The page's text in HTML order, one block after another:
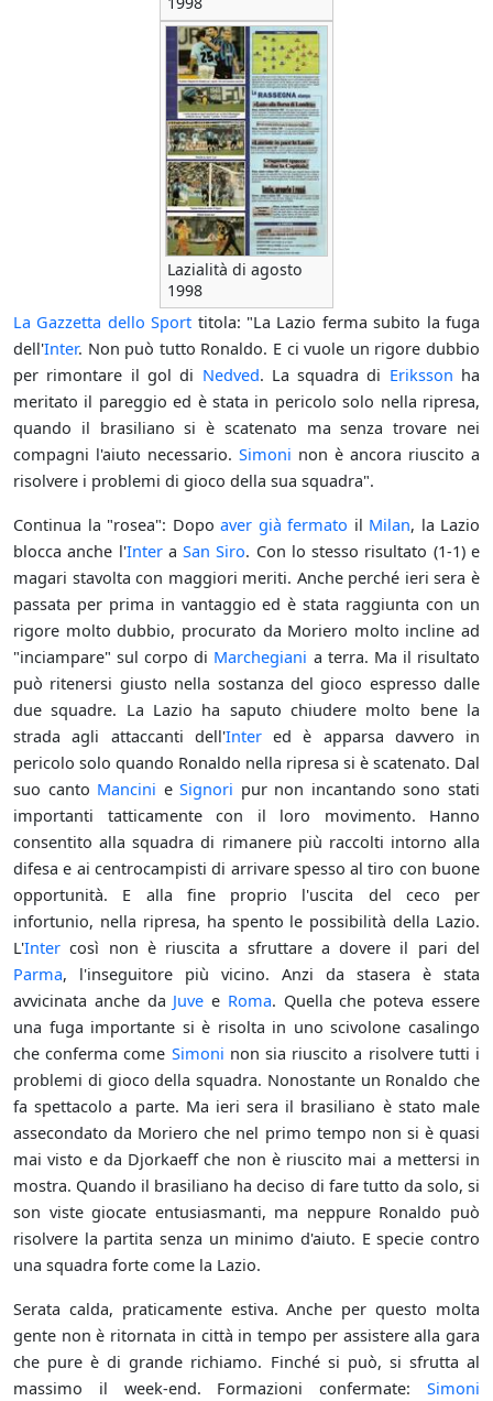
Lazialità di agosto
1998
La Gazzetta dello Sport titola: "La Lazio ferma subito la fuga
dell'Inter. Non può tutto Ronaldo. E ci vuole un rigore dubbio
per rimontare il gol di Nedved. La squadra di Eriksson ha
meritato il pareggio ed è stata in pericolo solo nella ripresa,
quando il brasiliano si è scatenato ma senza trovare nei
compagni l'aiuto necessario. Simoni non è ancora riuscito a
risolvere i problemi di gioco della sua squadra".
Continua la "rosea": Dopo aver già fermato il Milan, la Lazio
blocca anche l'InteraSan Siro. Con lo stesso risultato (1-1) e
magari stavolta con maggiori meriti. Anche perché ieri sera è
passata per prima in vantaggio ed è stata raggiunta con un
rigore molto dubbio, procurato da Moriero molto incline ad
"inciampare" sul corpo di Marchegiani a terra. Ma il risultato
può ritenersi giusto nella sostanza del gioco espresso dalle
due squadre. La Lazio ha saputo chiudere molto bene la
strada agli attaccanti dell'Intered è apparsa davvero in
pericolo solo quando Ronaldo nella ripresa si è scatenato. Dal
suo canto Mancini eSignori pur non incantando sono stati
importanti tatticamente con il loro movimento. Hanno
consentito alla squadra di rimanere più raccolti intorno alla
difesa e ai centrocampisti di arrivare spesso al tiro con buone
opportunità. E alla fine proprio l'uscita del ceco per
infortunio, nella ripresa, ha spento le possibilità della Lazio.
L'Inter così non è riuscita a sfruttare a dovere il pari del
Parma, l'inseguitore più vicino. Anzi da stasera è stata
avvicinata anche da Juve e Roma. Quella che poteva essere
una fuga importante si è risolta in uno scivolone casalingo
che conferma come Simoni non sia riuscito a risolvere tutti i
problemi di gioco della squadra. Nonostante un Ronaldo che
fa spettacolo a parte. Ma ieri sera il brasiliano è stato male
assecondato da Moriero che nel primo tempo non si è quasi
mai visto e da Djorkaeff che non è riuscito mai a mettersi in
mostra. Quando il brasiliano ha deciso di fare tutto da solo, si
son viste giocate entusiasmanti, ma neppure Ronaldo può
risolvere la partita senza un minimo d'aiuto. E specie contro
una squadra forte come la Lazio.
Serata calda, praticamente estiva. Anche per questo molta
gente non è ritornata in città in tempo per assistere alla gara
che pure è di grande richiamo. Finché si può, si sfrutta al
massimo il week-end. Formazioni confermate: Simoni